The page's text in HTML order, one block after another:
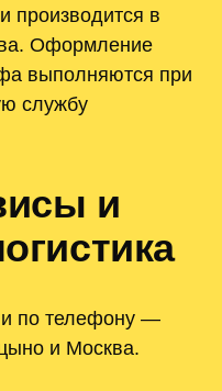
производится в
Оформление
выполняются при
службу
и
и по телефону —
и Москва.